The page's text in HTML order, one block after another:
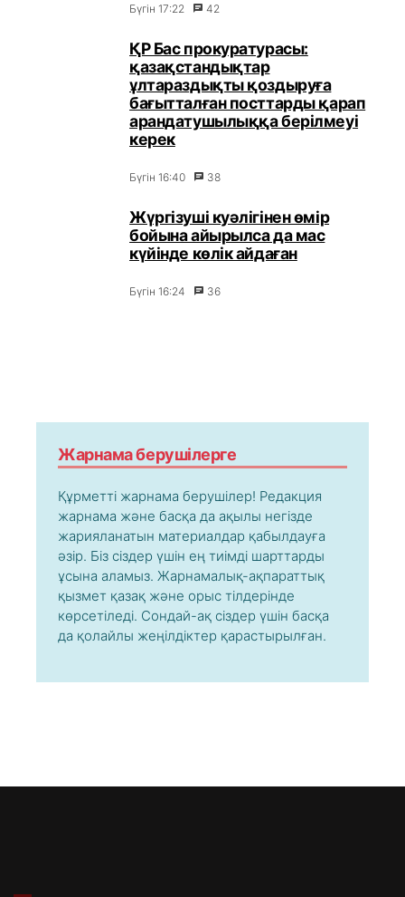
Бүгін 17:22 42
ҚР Бас прокуратурасы:
қазақстандықтар
ұлтараздықты қоздыруға
бағытталған посттарды қарап
арандатушылыққа берілмеуі
керек
Бүгін 16:40 38
Жүргізуші куәлігінен өмір
бойына айырылса да мас
күйінде көлік айдаған
Бүгін 16:24 36
Жарнама берушілерге
Құрметті жарнама берушілер! Редакция
жарнама және басқа да ақылы негізде
жарияланатын материалдар қабылдауға
әзір. Біз сіздер үшін ең тиімді шарттарды
ұсына аламыз. Жарнамалық-ақпараттық
қызмет қазақ және орыс тілдерінде
көрсетіледі. Сондай-ақ сіздер үшін басқа
да қолайлы жеңілдіктер қарастырылған.